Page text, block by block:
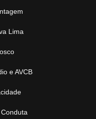
Lima
e AVCB